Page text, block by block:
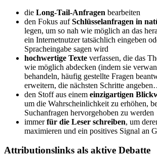
die Long-Tail-Anfragen bearbeiten
den Fokus aufSchlüsselanfragen in
legen, um so nah wie möglich an das
ein Internetnutzer tatsächlich eingeben
Spracheingabe sagen wird
hochwertige Texte verfassen, die das
wie möglich abdecken (indem sie
behandeln, häufig gestellte Fragen
erweitern, die nächsten Schritte
den Stoff aus einem einzigartigen
um die Wahrscheinlichkeit zu erhöhen,
Suchanfragen hervorgehoben zu werden
immerfür die Leser schreiben, um
maximieren und ein positives Signal an
Attributionslinks als aktive Debatte